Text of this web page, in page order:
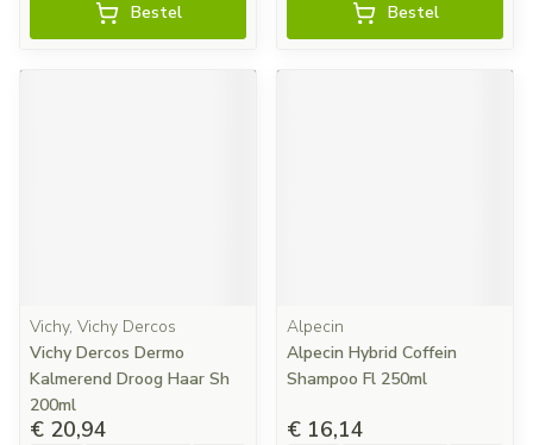
Bestel Bestel
Vichy, Vichy Dercos
Vichy Dercos Dermo
Kalmerend Droog Haar Sh
200ml
€ 20,94
Alpecin
Alpecin Hybrid Coffein
Shampoo Fl 250ml
€ 16,14